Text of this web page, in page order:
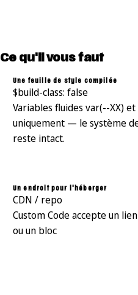
Ce qu'il vous faut
Une feuille de style compilée
$build-class: false
Variables fluides var(--XX) et
uniquement — le système
reste intact.
Un endroit pour l'héberger
CDN / repo
Custom Code accepte un
ou un bloc